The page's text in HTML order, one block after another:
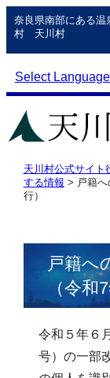
奈良県南部にある温
村 天川村
Select Language
天川村公式サイト
する情報 > 戸籍
行）
戸籍へ
（令和
令和５年６
号）の一部